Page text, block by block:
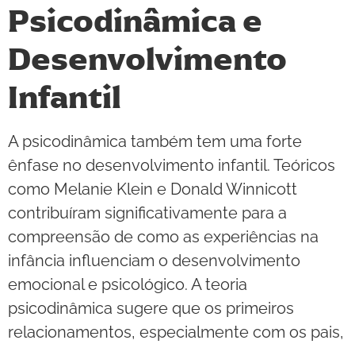
Psicodinâmica e
Desenvolvimento
Infantil
A psicodinâmica também tem uma forte
ênfase no desenvolvimento infantil. Teóricos
como Melanie Klein e Donald Winnicott
contribuíram significativamente para a
compreensão de como as experiências na
infância influenciam o desenvolvimento
emocional e psicológico. A teoria
psicodinâmica sugere que os primeiros
relacionamentos, especialmente com os pais,